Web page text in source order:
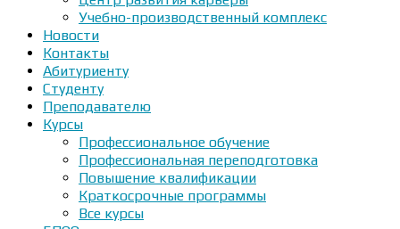
Учебно-производственный комплекс
Новости
Контакты
Абитуриенту
Студенту
Преподавателю
Курсы
Профессиональное обучение
Профессиональная переподготовка
Повышение квалификации
Краткосрочные программы
Все курсы